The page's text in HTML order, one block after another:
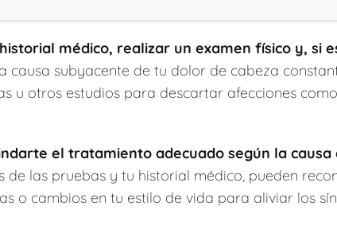
médico, realizar un examen físico y, si
causa subyacente de tu dolor de cabeza
u otros estudios para descartar afecciones
el tratamiento adecuado según la
de las pruebas y tu historial médico, pueden
o cambios en tu estilo de vida para aliviar los